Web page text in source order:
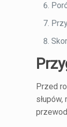
Przed